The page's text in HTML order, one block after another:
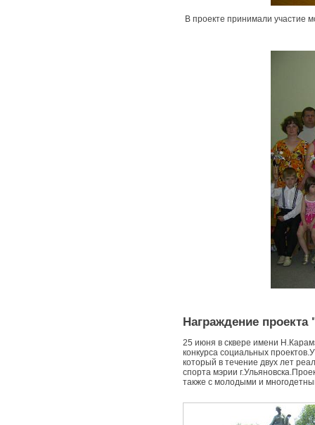
В проекте принимали участие
Награждение
25 июня в сквере имени
конкурса социальных
который в течение двух лет
спорта мэрии
также с молодыми и